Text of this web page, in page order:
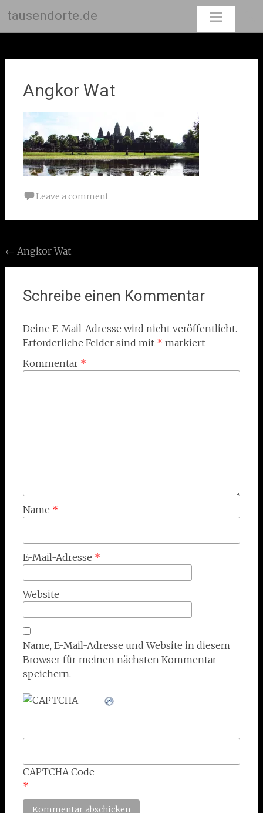
tausendorte.de
Angkor Wat
Leave a comment
Post
navigation
← Angkor Wat
Schreibe einen Kommentar
Deine E-Mail-Adresse wird nicht veröffentlicht.
Erforderliche Felder sind mit * markiert
Kommentar *
Name *
E-Mail-Adresse *
Website
Name, E-Mail-Adresse und Website in diesem
Browser für meinen nächsten Kommentar
speichern.
CAPTCHA Code
*